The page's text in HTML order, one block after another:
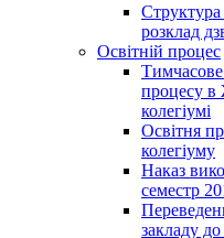
Структура
розклад
Освітній процес
процесу в
колегіумі
Освітня
колегіуму
Наказ
семестр
закладу